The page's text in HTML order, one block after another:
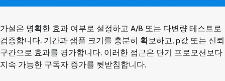
가설은 명확한 효과 여부로 설정하고 A/B 또는 다변량 테스트로
검증합니다. 기간과 샘플 크기를 충분히 확보하고, p값 또는 신뢰
구간으로 효과를 평가합니다. 이러한 접근은 단기 프로모션보다
지속 가능한 구독자 증가를 뒷받침합니다.